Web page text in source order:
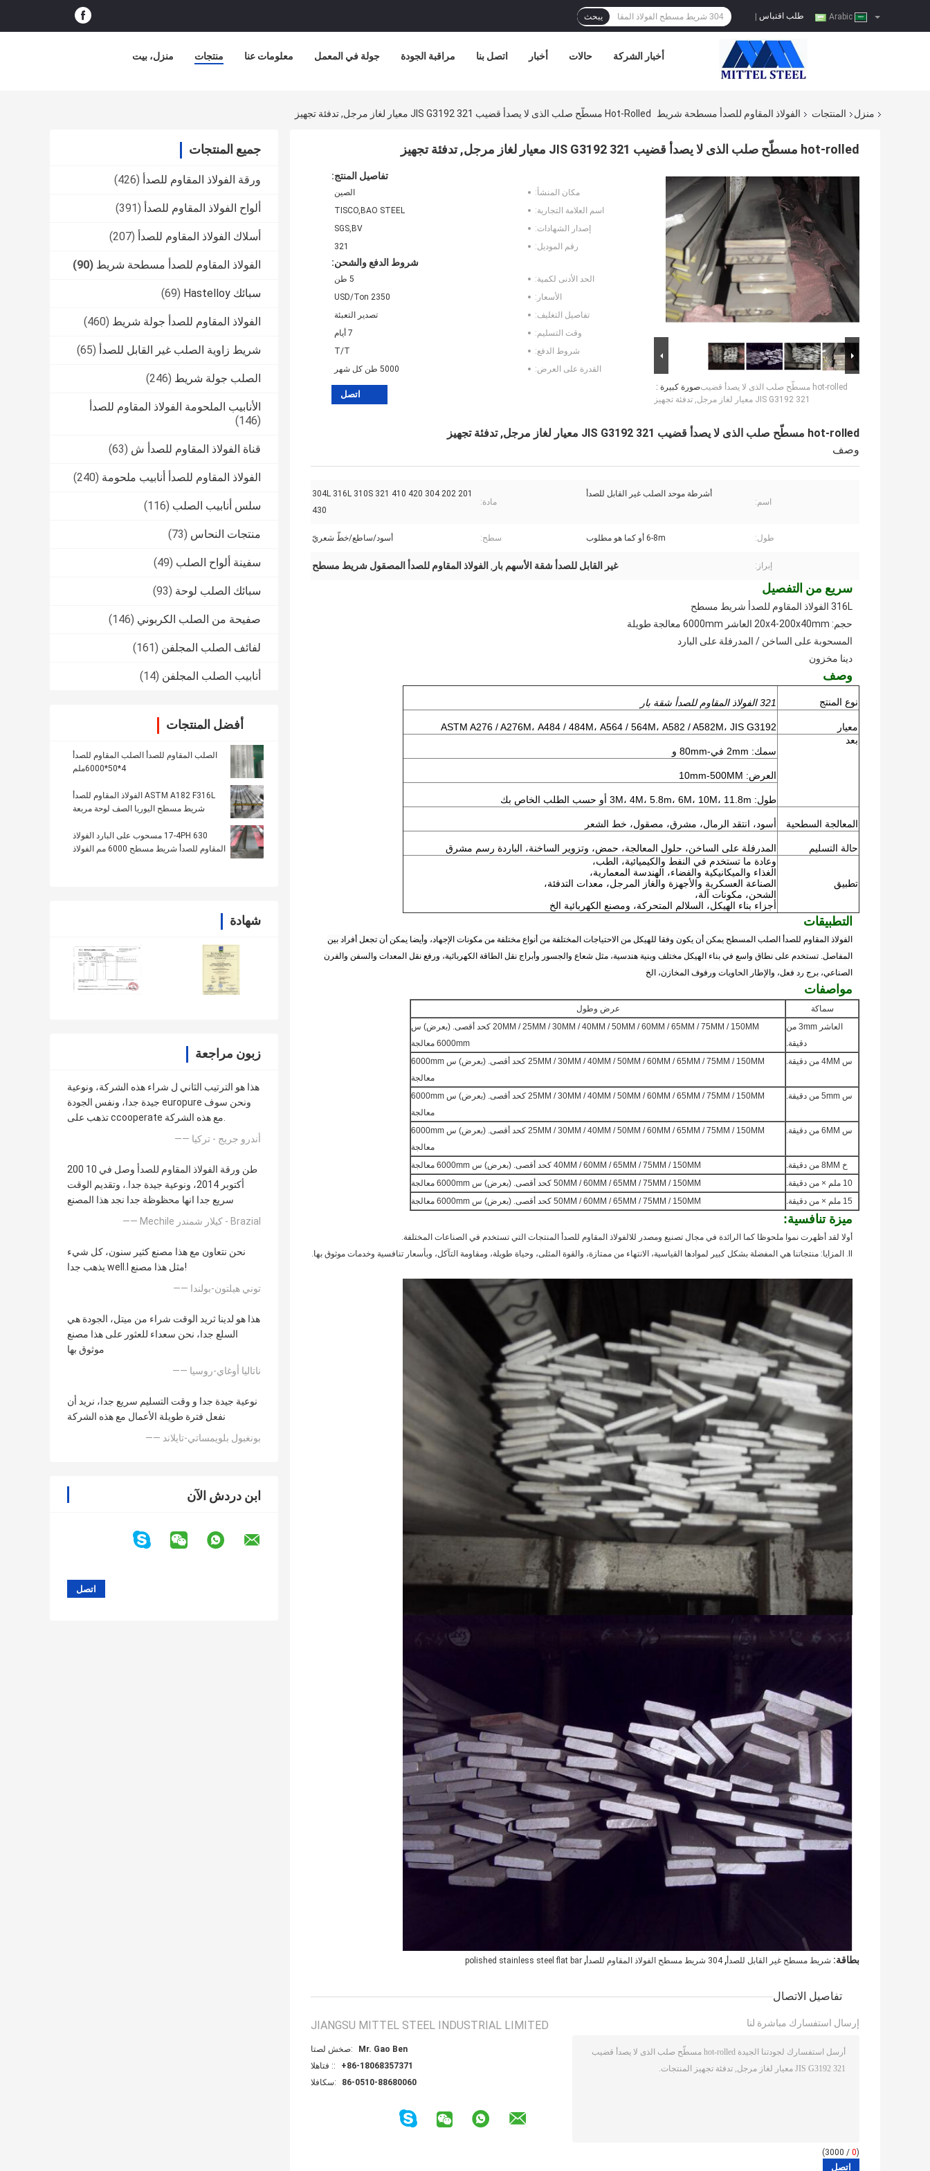
طلب اقتباس يبحث
منزل، بيت منتجات معلومات عنا جولة في المعمل مراقبة الجودة اتصل بنا أخبار حالات أخبار الشركة
منزل المنتجات الفولاذ المقاوم للصدأ مسطحة شريط Hot-Rolled مسطّح صلب الذى لا يصدأ قضيب 321 JIS G3192 معيار لغاز مرجل, تدفئة تجهيز
جميع المنتجات
ورقة الفولاذ المقاوم للصدأ (426)
ألواح الفولاذ المقاوم للصدأ (391)
أسلاك الفولاذ المقاوم للصدأ (207)
الفولاذ المقاوم للصدأ مسطحة شريط (90)
سبائك Hastelloy (69)
الفولاذ المقاوم للصدأ جولة شريط (460)
شريط زاوية الصلب غير القابل للصدأ (65)
الصلب جولة شريط (246)
الأنابيب الملحومة الفولاذ المقاوم للصدأ
(146)
قناة الفولاذ المقاوم للصدأ ش (63)
الفولاذ المقاوم للصدأ أنابيب ملحومة (240)
سلس أنابيب الصلب (116)
منتجات النحاس (73)
سفينة ألواح الصلب (49)
سبائك الصلب لوحة (93)
صفيحة من الصلب الكربوني (146)
لفائف الصلب المجلفن (161)
أنابيب الصلب المجلفن (14)
أفضل المنتجات
الصلب المقاوم للصدأ الصلب المقاوم للصدأ
4*50*6000ملم
ASTM A182 F316L الفولاذ المقاوم للصدأ
شريط مسطح اليوريا الصف لوحة مربعة
17-4PH 630 مسحوب على البارد الفولاذ
المقاوم للصدأ شريط مسطح 6000 مم الفولاذ
شهادة
زبون مراجعة
هذا هو الترتيب الثاني ل شراء هذه الشركة، ونوعية
جيدة جدا، ونفس الجودة europure ونحن سوف
تذهب على ccooperate مع هذه الشركة.
—— أندرو جريج - تركيا
200 طن ورقة الفولاذ المقاوم للصدأ وصل في 10
أكتوبر 2014، ونوعية جيدة جدا.، وتقديم الوقت
سريع جدا انها محظوظة جدا نجد هذا المصنع
—— Mechile كيلار شمندر - Brazial
نحن نتعاون مع هذا مصنع كثير سنون، كل شيء
يذهب جدا well.l مثل هذا مصنع!
—— توني هيلتون-بولندا
هذا هو لدينا ثريد الوقت شراء من ميتل، الجودة هي
السلع جدا، نحن سعداء للعثور على هذا مصنع
موثوق بها
—— ناتاليا أوغاي-روسيا
نوعية جيدة جدا و وقت التسليم سريع جدا، نريد أن
نفعل فترة طويلة الأعمال مع هذه الشركة
—— بونغبول بلويمساتي-تايلاند
ابن دردش الآن
hot-rolled مسطّح صلب الذى لا يصدأ قضيب 321 JIS G3192 معيار لغاز مرجل, تدفئة تجهيز
صورة كبيرة :hot-rolled مسطّح صلب الذى لا يصدأ قضيب
321 JIS G3192 معيار لغاز مرجل, تدفئة تجهيز
تفاصيل المنتج:
مكان المنشأ:
الصين
اسم العلامة التجارية:
TISCO,BAO STEEL
إصدار الشهادات:
SGS,BV
رقم الموديل:
321
شروط الدفع والشحن:
الحد الأدنى لكمية:
5 طن
الأسعار:
2350 USD/Ton
تفاصيل التغليف:
تصدير التعبئة
وقت التسليم:
7 أيام
شروط الدفع:
T/T
القدرة على العرض:
5000 طن كل شهر
اتصل
hot-rolled مسطّح صلب الذى لا يصدأ قضيب 321 JIS G3192 معيار لغاز مرجل, تدفئة تجهيز
وصف
اسم:
أشرطة موحد الصلب غير القابل للصدأ
مادة:
201 202 304 304L 316L 310S 321 410 420
430
طول: 6-8m أو كما هو مطلوب سطح: أسود/ساطع/خطّ شعريّ
إبراز: غير القابل للصدأ شقة الأسهم بار , الفولاذ المقاوم للصدأ المصقول شريط مسطح
سريع من التفصيل
316L الفولاذ المقاوم للصدأ شريط مسطح
حجم: 20x4-200x40mm العاشر 6000mm معالجة طويلة
المسحوبة على الساخن / المدرفلة على البارد
دينا مخزون
وصف
نوع المنتج 321 الفولاذ المقاوم للصدأ شقة بار
معيار
ASTM A276 / A276M، A484 / 484M، A564 / 564M، A582 / A582M، JIS G3192
بعد
سمك: 2mm في-80mm و
العرض: 10mm-500MM
طول: 3M، 4M، 5.8m، 6M، 10M، 11.8m أو حسب الطلب الخاص بك
المعالجة السطحية أسود، انتقد الرمال، مشرق، مصقول، خط الشعر
حالة التسليم المدرفلة على الساخن، حلول المعالجة، حمض، وتزوير الساخنة، الباردة رسم مشرق
تطبيق
وعادة ما تستخدم في النفط والكيميائية، الطب،
الغذاء والميكانيكية والفضاء، الهندسة المعمارية،
الصناعة العسكرية والأجهزة والغاز المرجل، معدات التدفئة،
الشحن، مكونات آلة،
أجزاء بناء الهيكل، السلالم المتحركة، ومصنع الكهربائية الخ
التطبيقات
الفولاذ المقاوم للصدأ الصلب المسطح يمكن أن يكون وفقا للهيكل من الاحتياجات المختلفة من أنواع مختلفة من مكونات الإجهاد، وأيضا يمكن أن تجعل أفراد بين
المفاصل. تستخدم على نطاق واسع في بناء الهيكل مختلف وبنية هندسية، مثل شعاع والجسور وأبراج نقل الطاقة الكهربائية، ورفع نقل المعدات والسفن والفرن
الصناعي، برج رد فعل، والإطار الحاويات ورفوف المخازن، الخ
مواصفات
سماكة
عرض وطول
العاشر 3mm من
دقيقة.
20MM / 25MM / 30MM / 40MM / 50MM / 60MM / 65MM / 75MM / 150MM كحد أقصى.
(بعرض) س
6000mm معالجة
س 4MM من دقيقة.
25MM / 30MM / 40MM / 50MM / 60MM / 65MM / 75MM / 150MM كحد أقصى.
(بعرض) س 6000mm
معالجة
س 5mm من دقيقة.
25MM / 30MM / 40MM / 50MM / 60MM / 65MM / 75MM / 150MM كحد أقصى.
(بعرض) س 6000mm
معالجة
س 6MM من دقيقة.
25MM / 30MM / 40MM / 50MM / 60MM / 65MM / 75MM / 150MM كحد أقصى.
(بعرض) س 6000mm
معالجة
خ 8MM من دقيقة.
40MM / 60MM / 65MM / 75MM / 150MM كحد أقصى.
(بعرض) س 6000mm معالجة
10 ملم × من دقيقة.
50MM / 60MM / 65MM / 75MM / 150MM كحد أقصى.
(بعرض) س 6000mm معالجة
15 ملم × من دقيقة.
50MM / 60MM / 65MM / 75MM / 150MM كحد أقصى. (بعرض) س 6000mm معالجة
ميزة تنافسية:
أولا لقد أظهرت نموا ملحوظا كما الرائدة في مجال تصنيع ومصدر للالفولاذ المقاوم للصدأ المنتجات التي تستخدم في الصناعات المختلفة.
بطاقة: شريط مسطح غير القابل للصدأ , 304 شريط مسطح الفولاذ المقاوم للصدأ ,
polished stainless steel flat bar
تفاصيل الاتصال
JIANGSU MITTEL STEEL INDUSTRIAL LIMITED
اتصل شخص:
Mr. Gao Ben
الهاتف ::
+86-18068357371
الفاكس:
86-0510-88680060
إرسال استفسارك مباشرة لنا
(
0
/ 3000)